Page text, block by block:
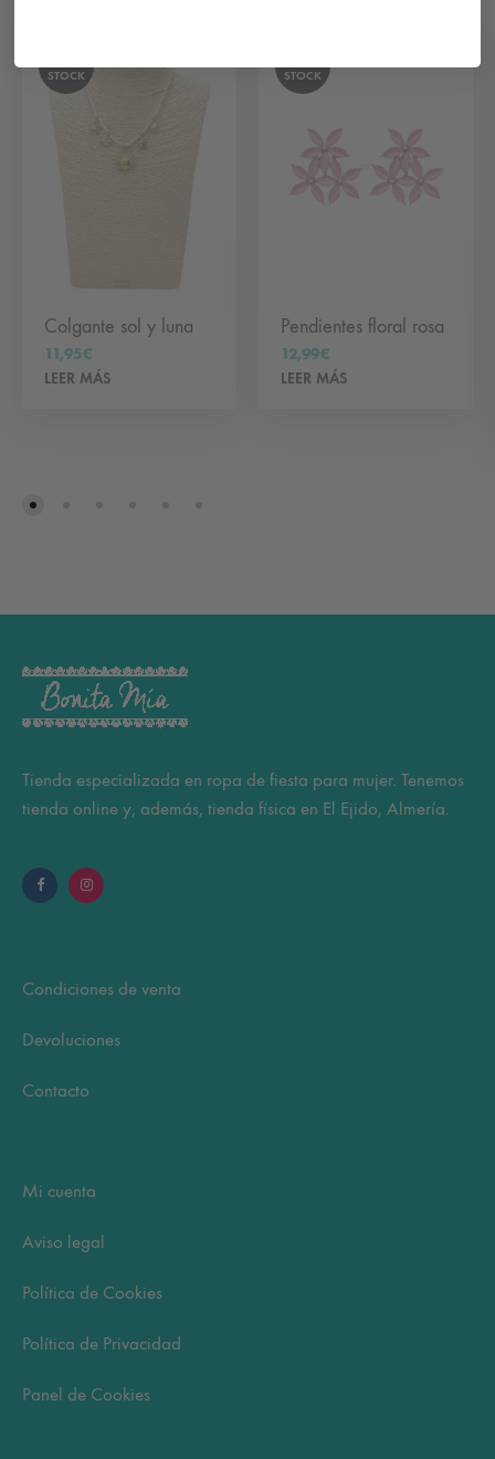
STOCK
Colgante sol y luna
11,95€
LEER MÁS
STOCK
Pendientes floral rosa
12,99€
LEER MÁS
Tienda especializada en ropa de fiesta para mujer. Tenemos
tienda online y, además, tienda física en El Ejido, Almería.
Condiciones de venta
Devoluciones
Contacto
Mi cuenta
Aviso legal
Política de Cookies
Política de Privacidad
Panel de Cookies